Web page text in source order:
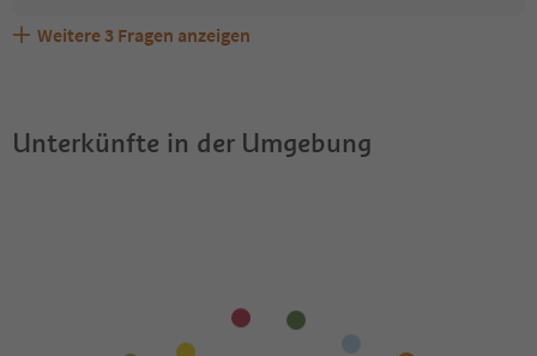
Sind Haustiere in der Unterkunft Pension Talblick
Welche Services bietet Pension Talblick?
Erhalten die Gäste von Pension Talblick einen Südtirol
Weitere 3 Fragen anzeigen
Unterkünfte in der Umgebung